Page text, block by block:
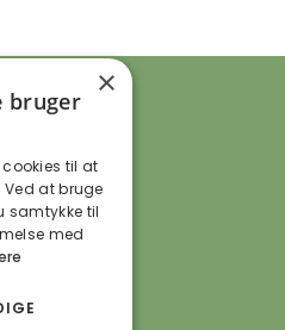
×
bruger
til at
Ved at bruge
samtykke til
med